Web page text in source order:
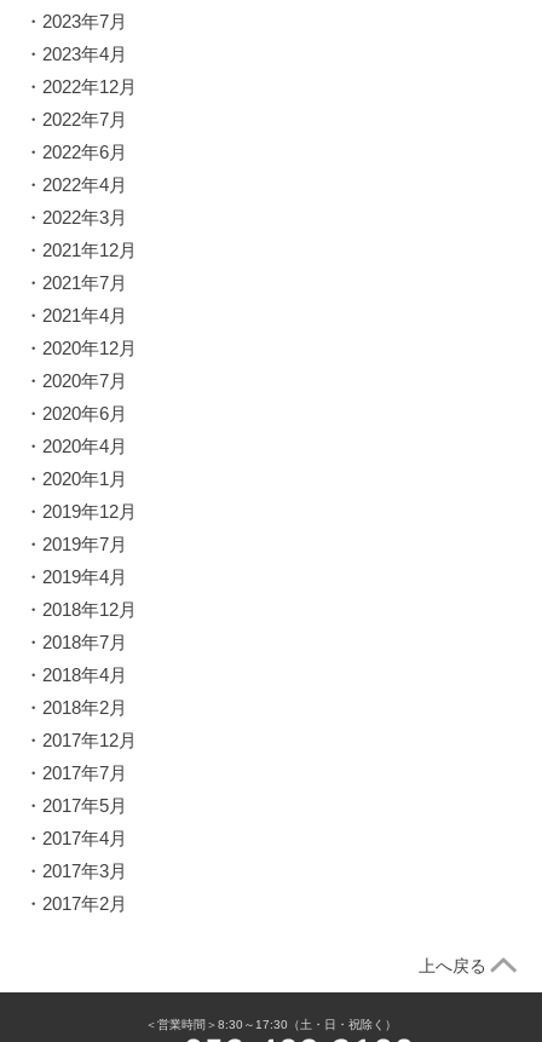
・ 2023年7月
・ 2023年4月
・ 2022年12月
・ 2022年7月
・ 2022年6月
・ 2022年4月
・ 2022年3月
・ 2021年12月
・ 2021年7月
・ 2021年4月
・ 2020年12月
・ 2020年7月
・ 2020年6月
・ 2020年4月
・ 2020年1月
・ 2019年12月
・ 2019年7月
・ 2019年4月
・ 2018年12月
・ 2018年7月
・ 2018年4月
・ 2018年2月
・ 2017年12月
・ 2017年7月
・ 2017年5月
・ 2017年4月
・ 2017年3月
・ 2017年2月
上へ戻る
＜営業時間＞8:30～17:30（土・日・祝除く）